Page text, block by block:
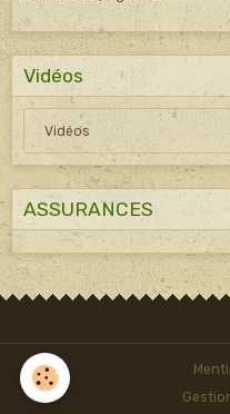
Vidéos
Vidéos
ASSURANCES